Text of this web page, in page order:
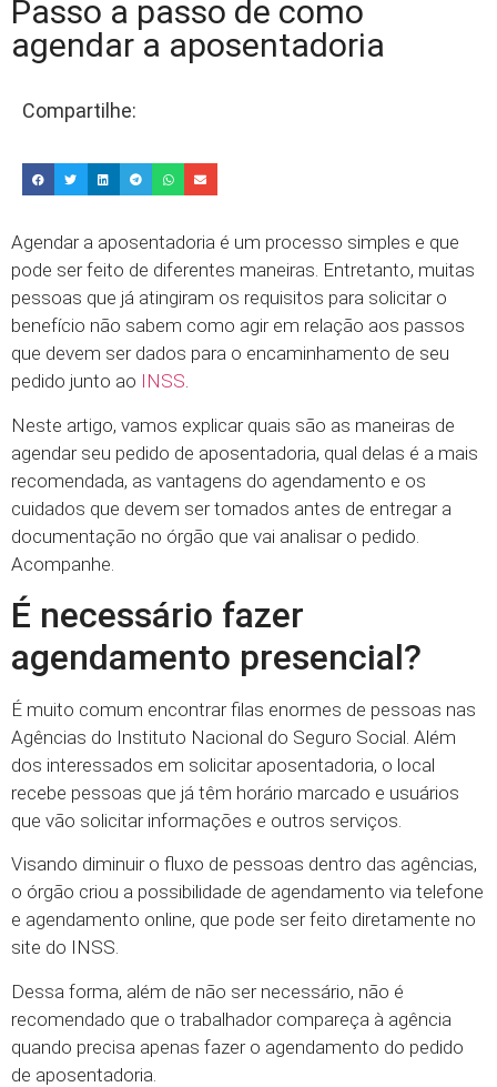
Passo a passo de como
agendar a aposentadoria
Compartilhe:
Agendar a aposentadoria é um processo simples e que
pode ser feito de diferentes maneiras. Entretanto, muitas
pessoas que já atingiram os requisitos para solicitar o
benefício não sabem como agir em relação aos passos
que devem ser dados para o encaminhamento de seu
pedido junto ao INSS.
Neste artigo, vamos explicar quais são as maneiras de
agendar seu pedido de aposentadoria, qual delas é a mais
recomendada, as vantagens do agendamento e os
cuidados que devem ser tomados antes de entregar a
documentação no órgão que vai analisar o pedido.
Acompanhe.
É necessário fazer
agendamento presencial?
É muito comum encontrar filas enormes de pessoas nas
Agências do Instituto Nacional do Seguro Social. Além
dos interessados em solicitar aposentadoria, o local
recebe pessoas que já têm horário marcado e usuários
que vão solicitar informações e outros serviços.
Visando diminuir o fluxo de pessoas dentro das agências,
o órgão criou a possibilidade de agendamento via telefone
e agendamento online, que pode ser feito diretamente no
site do INSS.
Dessa forma, além de não ser necessário, não é
recomendado que o trabalhador compareça à agência
quando precisa apenas fazer o agendamento do pedido
de aposentadoria.